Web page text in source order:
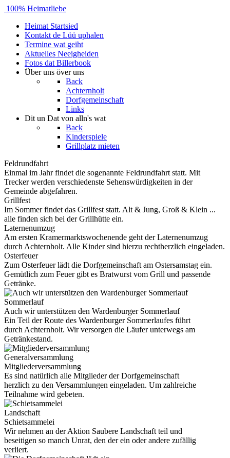
100% Heimatliebe
Heimat Startsied
Kontakt de Lüü uphalen
Termine wat geiht
Aktuelles Neeigheiden
Fotos dat Billerbook
Über uns över uns
Back
Achternholt
Dorfgemeinschaft
Links
Dit un Dat von alln's wat
Back
Kinderspiele
Grillplatz mieten
Feldrundfahrt
Einmal im Jahr findet die sogenannte Feldrundfahrt statt. Mit
Trecker werden verschiedenste Sehenswürdigkeiten in der
Gemeinde abgefahren.
Grillfest
Im Sommer findet das Grillfest statt. Alt & Jung, Groß & Klein ...
alle finden sich bei der Grillhütte ein.
Laternenumzug
Am ersten Kramermarktswochenende geht der Laternenumzug
durch Achternholt. Alle Kinder sind hierzu rechtherzlich eingeladen.
Osterfeuer
Zum Osterfeuer lädt die Dorfgemeinschaft am Ostersamstag ein.
Gemütlich zum Feuer gibt es Bratwurst vom Grill und passende
Getränke.
Sommerlauf
Auch wir unterstützen den Wardenburger Sommerlauf
Ein Teil der Route des Wardenburger Sommerlaufes führt
durch Achternholt. Wir versorgen die Läufer unterwegs am
Getränkestand.
Generalversammlung
Mitgliederversammlung
Es sind natürlich alle Mitglieder der Dorfgemeinschaft
herzlich zu den Versammlungen eingeladen. Um zahlreiche
Teilnahme wird gebeten.
Landschaft
Schietsammelei
Wir nehmen an der Aktion Saubere Landschaft teil und
beseitigen so manch Unrat, den der ein oder andere zufällig
verliert.